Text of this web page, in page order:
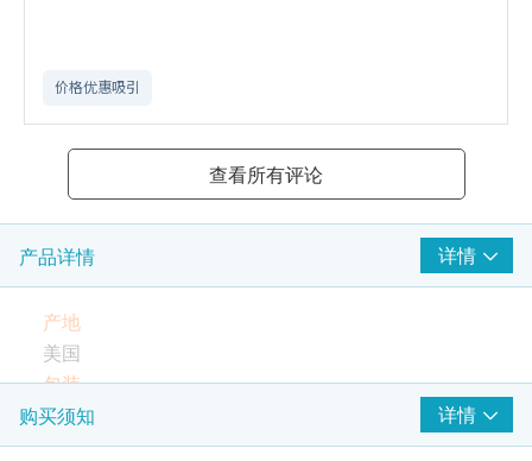
价格优惠吸引
查看所有评论
产品详情 详情
产地
美国
包装
60 软胶囊
产品详情
购买须知 详情